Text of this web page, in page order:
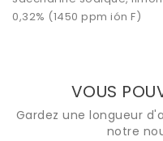
0,32% (1450 ppm ión F)
VOUS
Gardez une longueur
notre